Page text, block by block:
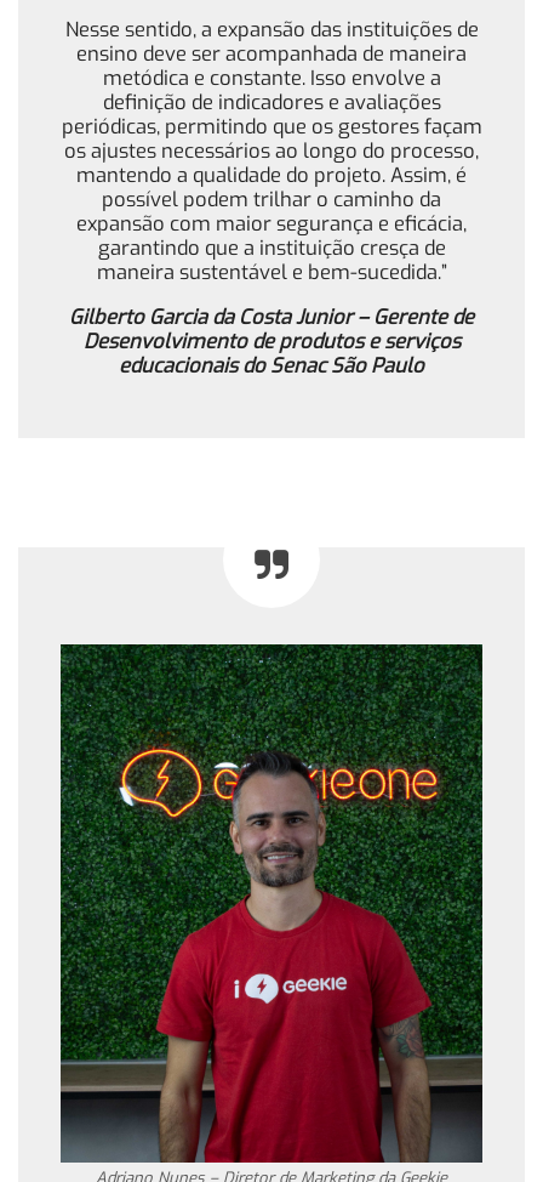
Nesse sentido, a expansão das instituições de
ensino deve ser acompanhada de maneira
metódica e constante. Isso envolve a
definição de indicadores e avaliações
periódicas, permitindo que os gestores façam
os ajustes necessários ao longo do processo,
mantendo a qualidade do projeto. Assim, é
possível podem trilhar o caminho da
expansão com maior segurança e eficácia,
garantindo que a instituição cresça de
maneira sustentável e bem-sucedida.”
Gilberto Garcia da Costa Junior – Gerente de
Desenvolvimento de produtos e serviços
educacionais do Senac São Paulo